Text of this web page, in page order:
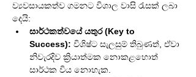
ව්‍යවසායකත්ව ගමනට විශාල වාසි රැසක් ලබා
දෙයි:
සාර්ථකත්වයේ යතුර (Key to
Success): විශිෂ්ට සැලසුම් තිබුණත්, ඒවා
නිවැරදිව ක්‍රියාත්මක නොකළහොත්
සාර්ථක විය නොහැක.